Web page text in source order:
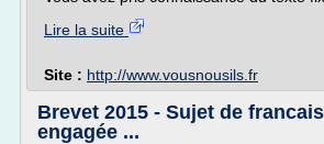
Lire la suite
Site : http://www.vousnousils.fr
Brevet 2015 - Sujet de
engagée ...